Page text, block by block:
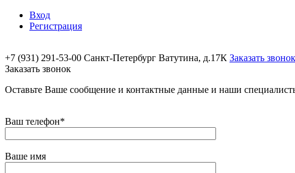
Вход
Регистрация
+7 (931) 291-53-00 Санкт-Петербург Ватутина, д.17К Заказать звонок
Заказать звонок
Оставьте Ваше сообщение и контактные данные и наши
Ваш телефон*
Ваше имя